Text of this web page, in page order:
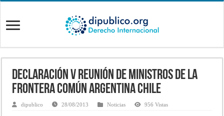
Declaración V Reunión de Ministros de la
Frontera Común Argentina Chile
dipublico 28/08/2013 Noticias 956 Vistas